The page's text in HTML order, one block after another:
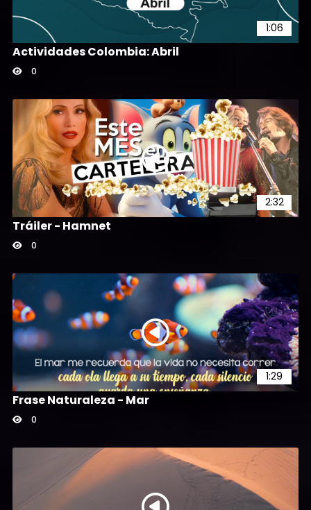
1:06
Actividades Colombia: Abril
0
2:32
Tráiler - Hamnet
0
1:29
Frase Naturaleza - Mar
0